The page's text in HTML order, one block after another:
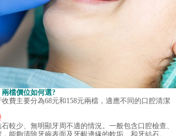
兩檔價位如何選?
主要分為68元和158元兩檔，適應不同的口腔清潔
少、無明顯牙周不適的情況。一般包含口腔檢查、
能夠清除牙齒表面及牙齦邊緣的軟垢、和牙結石。